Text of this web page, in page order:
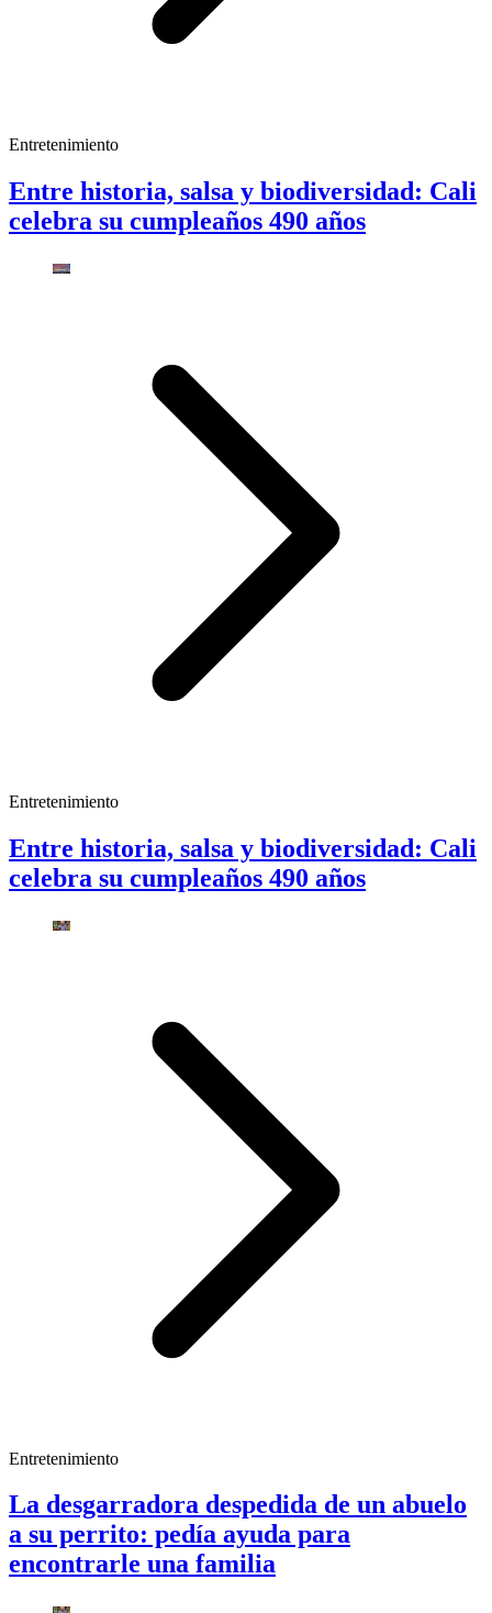
Entretenimiento
Entre historia, salsa y biodiversidad: Cali
celebra su cumpleaños 490 años
Entretenimiento
Entre historia, salsa y biodiversidad: Cali
celebra su cumpleaños 490 años
Entretenimiento
La desgarradora despedida de un abuelo
a su perrito: pedía ayuda para
encontrarle una familia